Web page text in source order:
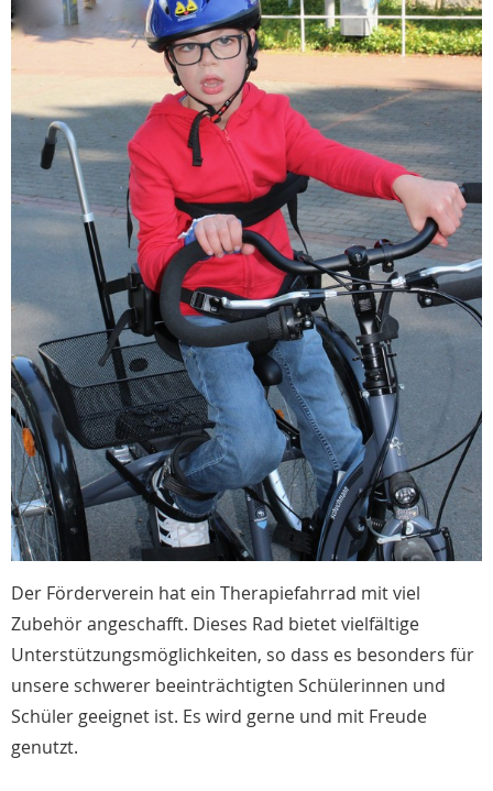
Der Förderverein hat ein Therapiefahrrad mit viel
Zubehör angeschafft. Dieses Rad bietet vielfältige
Unterstützungsmöglichkeiten, so dass es besonders für
unsere schwerer beeinträchtigten Schülerinnen und
Schüler geeignet ist. Es wird gerne und mit Freude
genutzt.